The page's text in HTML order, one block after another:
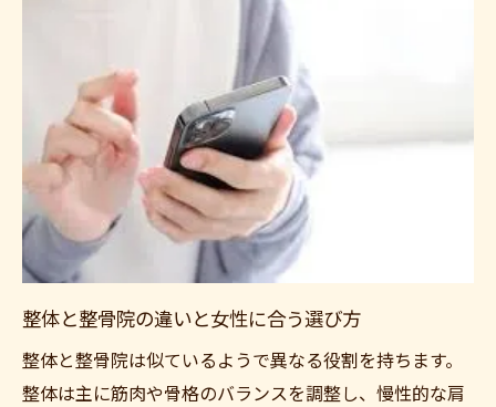
整体と整骨院の違いと女性に合う選び方
整体と整骨院は似ているようで異なる役割を持ちます。
整体は主に筋肉や骨格のバランスを調整し、慢性的な肩